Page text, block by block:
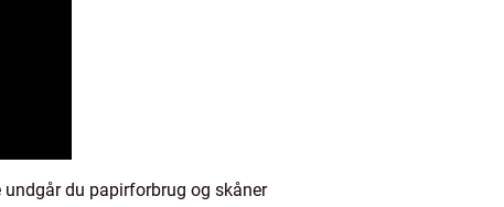
du papirforbrug og skåner